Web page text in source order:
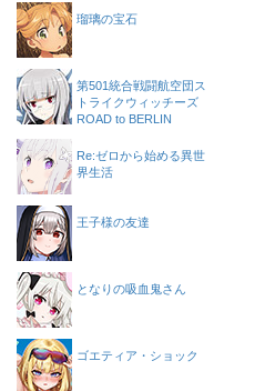
瑠璃の宝石
第501統合戦闘航空団ス
トライクウィッチーズ
ROAD to BERLIN
Re:ゼロから始める異世
界生活
王子様の友達
となりの吸血鬼さん
ゴエティア・ショック